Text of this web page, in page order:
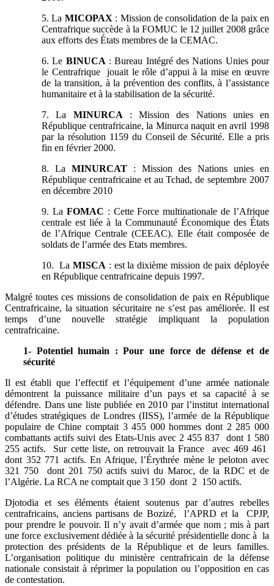
5. La MICOPAX : Mission de consolidation de la paix en
Centrafrique succède à la FOMUC le 12 juillet 2008 grâce
aux efforts des États membres de la CEMAC.
6. Le BINUCA: Bureau Intégré des Nations Unies pour
le Centrafrique jouait le rôle d’appui à la mise en œuvre
de la transition, à la prévention des conflits, à l’assistance
humanitaire et à la stabilisation de la sécurité.
7. La MINURCA: Mission des Nations unies en
République centrafricaine, la Minurca naquit en avril 1998
par la résolution 1159 du Conseil de Sécurité. Elle a pris
fin en février 2000.
8. La MINURCAT : Mission des Nations unies en
République centrafricaine et au Tchad, de septembre 2007
en décembre 2010
9. La FOMAC : Cette Force multinationale de l’Afrique
centrale est liée à la Communauté Économique des États
de l’Afrique Centrale (CEEAC). Elle était composée de
soldats de l’armée des Etats membres.
10. LaMISCA : est la dixième mission de paix déployée
en République centrafricaine depuis 1997.
Malgré toutes ces missions de consolidation de paix en République
Centrafricaine, la situation sécuritaire ne s’est pas améliorée. Il est
temps d’une nouvelle stratégie impliquant la population
centrafricaine.
1- Potentiel humain : Pour une force de défense et de
sécurité
Il est établi que l’effectif et l’équipement d’une armée nationale
démontrent la puissance militaire d’un pays et sa capacité à se
défendre. Dans une liste publiée en 2010 par l’institut international
d’études stratégiques de Londres (IISS), l’armée de la République
populaire de Chine comptait 3 455 000 hommes dont 2 285 000
combattants actifs suivi des Etats-Unis avec 2 455 837 dont 1 580
255 actifs. Sur cette liste, on retrouvait la France avec 469 461
dont 352 771 actifs. En Afrique, l’Érythrée mène le peloton avec
321 750 dont 201 750 actifs suivi du Maroc, de la RDC et de
l’Algérie. La RCA ne comptait que 3 150 dont 2 150 actifs.
Djotodia et ses éléments étaient soutenus par d’autres rebelles
centrafricains, anciens partisans de Bozizé, l’APRD et la CPJP,
pour prendre le pouvoir. Il n’y avait d’armée que nom ; mis à part
une force exclusivement dédiée à la sécurité présidentielle donc à la
protection des présidents de la République et de leurs familles.
L’organisation politique du ministère centrafricain de la défense
nationale consistait à réprimer la population ou l’opposition en cas
de contestation.